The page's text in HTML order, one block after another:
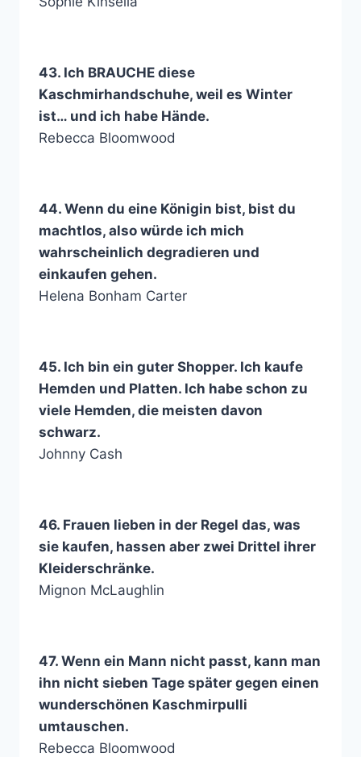
43. Ich BRAUCHE diese
Kaschmirhandschuhe, weil es Winter
ist… und ich habe Hände.
Rebecca Bloomwood
44. Wenn du eine Königin bist, bist du
machtlos, also würde ich mich
wahrscheinlich degradieren und
einkaufen gehen.
Helena Bonham Carter
45. Ich bin ein guter Shopper. Ich kaufe
Hemden und Platten. Ich habe schon zu
viele Hemden, die meisten davon
schwarz.
Johnny Cash
46. Frauen lieben in der Regel das, was
sie kaufen, hassen aber zwei Drittel ihrer
Kleiderschränke.
Mignon McLaughlin
47. Wenn ein Mann nicht passt, kann man
ihn nicht sieben Tage später gegen einen
wunderschönen Kaschmirpulli
umtauschen.
Rebecca Bloomwood